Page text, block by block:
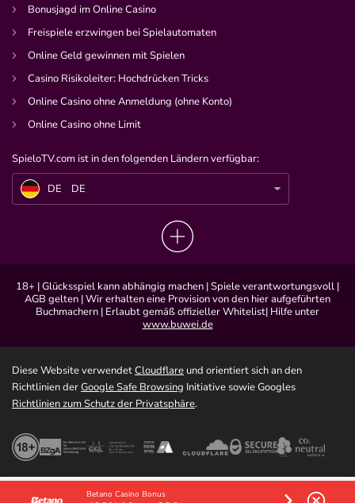
Bonusjagd im Online Casino
Freispiele erzwingen bei Spielautomaten
Online Geld gewinnen mit Spielen
Casino Risikoleiter: Hochdrücken Tricks
Online Casino ohne Anmeldung (ohne Konto)
Online Casino ohne Limit
SpieloTV.com ist in den folgenden Ländern verfügbar:
DE
DE
18+ | Glücksspiel kann abhängig machen | Spiele verantwortungsvoll |
AGB gelten | Wir erhalten eine Provision von den hier aufgeführten
Buchmachern | Erlaubt gemäß offizieller Whitelist| Hilfe unter
www.buwei.de
Diese Website verwendetCloudflare und orientiert sich an den
Richtlinien derGoogle Safe Browsing Initiative sowie Googles
Richtlinien zum Schutz der Privatsphäre.
Betano Casino Bonus